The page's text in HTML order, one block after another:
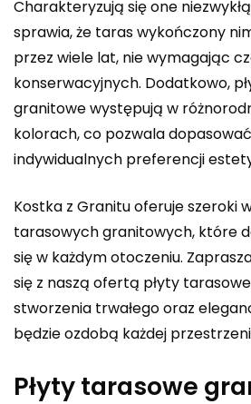
Charakteryzują się one
sprawia, że taras wykończony
przez wiele lat, nie wymagając
konserwacyjnych. Dodatkowo,
granitowe występują w
kolorach, co pozwala
indywidualnych preferencji
Kostka z Granitu oferuje szeroki
tarasowych granitowych, które
się w każdym otoczeniu.
się z naszą ofertą płyty
stworzenia trwałego oraz
będzie ozdobą każdej
Płyty tarasowe